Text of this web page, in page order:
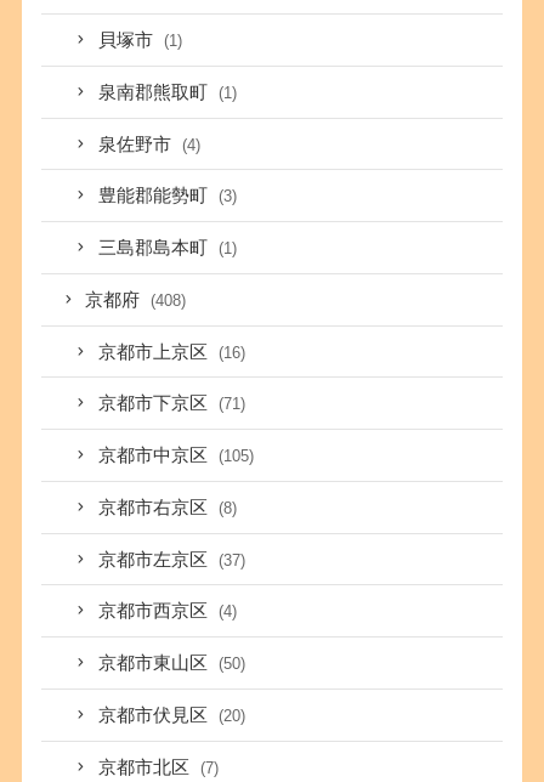
貝塚市 (1)
泉南郡熊取町 (1)
泉佐野市 (4)
豊能郡能勢町 (3)
三島郡島本町 (1)
京都府 (408)
京都市上京区 (16)
京都市下京区 (71)
京都市中京区 (105)
京都市右京区 (8)
京都市左京区 (37)
京都市西京区 (4)
京都市東山区 (50)
京都市伏見区 (20)
京都市北区 (7)